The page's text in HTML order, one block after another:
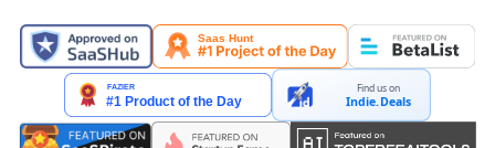
Find us on
Indie.Deals